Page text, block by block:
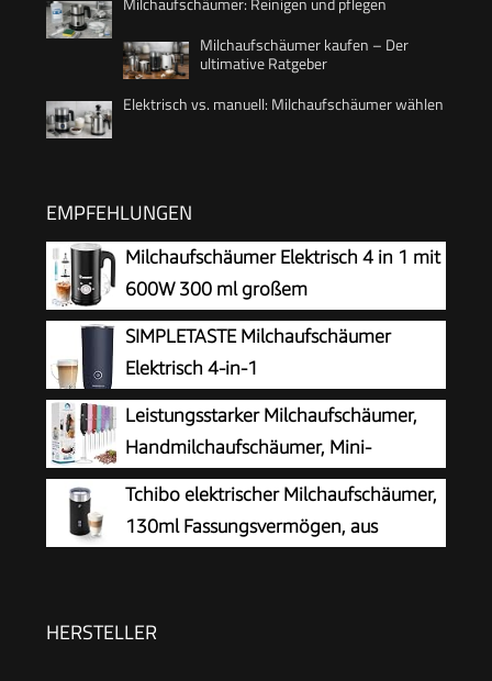
Milchaufschäumer kaufen – Der
ultimative Ratgeber
Elektrisch vs. manuell: Milchaufschäumer wählen
EMPFEHLUNGEN
Milchaufschäumer Elektrisch 4 in 1 mit
600W 300 ml großem
Fassungsvermögen
SIMPLETASTE Milchaufschäumer
Elektrisch 4-in-1
Leistungsstarker Milchaufschäumer,
Handmilchaufschäumer, Mini-
Schneebesen-Getränkemischer für
Kaffee, Cappuccino, Latte, Matcha, heiße
Schokolade, mit Ständer, Schwarz
Tchibo elektrischer Milchaufschäumer,
130ml Fassungsvermögen, aus
Milchschaum, für Latte Macchiato, Cappuccino
HERSTELLER